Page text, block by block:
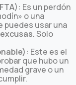
Es un perdón
o una
puedes usar una
Solo
Este es el
que hubo un
grave o un